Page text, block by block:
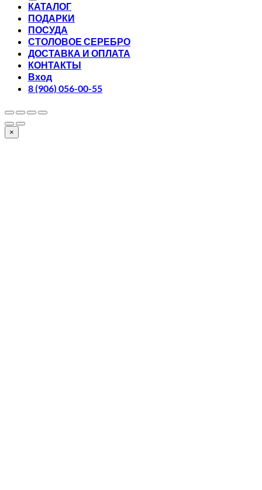
КАТАЛОГ
ПОДАРКИ
ПОСУДА
СТОЛОВОЕ СЕРЕБРО
ДОСТАВКА И ОПЛАТА
КОНТАКТЫ
Вход
8 (906) 056-00-55
×